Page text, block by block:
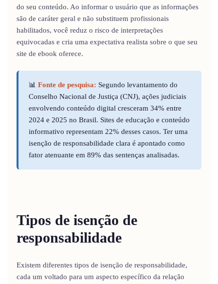
do seu conteúdo. Ao informar o usuário que as informações
são de caráter geral e não substituem profissionais
habilitados, você reduz o risco de interpretações
equivocadas e cria uma expectativa realista sobre o que seu
site de ebook oferece.
📊 Fonte de pesquisa: Segundo levantamento do
Conselho Nacional de Justiça (CNJ), ações judiciais
envolvendo conteúdo digital cresceram 34% entre
2024 e 2025 no Brasil. Sites de educação e conteúdo
informativo representam 22% desses casos. Ter uma
isenção de responsabilidade clara é apontado como
fator atenuante em 89% das sentenças analisadas.
Tipos de isenção de
responsabilidade
Existem diferentes tipos de isenção de responsabilidade,
cada um voltado para um aspecto específico da relação